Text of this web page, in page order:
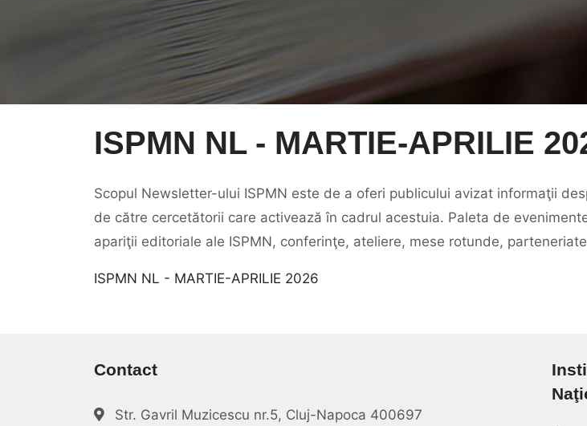
ISPMN NL - MARTIE-APRILIE
Scopul Newsletter-ului ISPMN este de a oferi publicului avizat informaţii
de către cercetătorii care activează în cadrul acestuia. Paleta de
apariţii editoriale ale ISPMN, conferinţe, ateliere, mese rotunde,
ISPMN NL - MARTIE-APRILIE 2026
Contact
Str. Gavril Muzicescu nr.5, Cluj-Napoca 400697